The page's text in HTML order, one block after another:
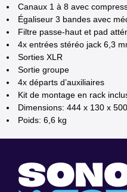
Canaux 1 à 8 avec
Égaliseur 3 bandes avec
Filtre passe-haut et pad
4x entrées stéréo jack 6,3
Sorties XLR
Sortie groupe
4x départs d’auxiliaires
Kit de montage en rack
Dimensions: 444 x 130 x
Poids: 6,6 kg